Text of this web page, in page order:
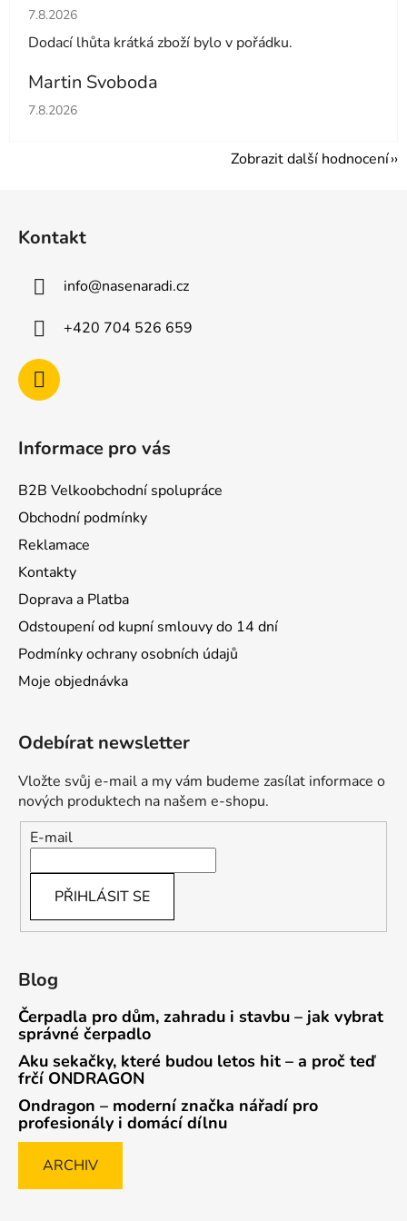
Hodnocení obchodu je 5 z 5 hvězdiček.
7.8.2026
Dodací lhůta krátká zboží bylo v pořádku.
Martin Svoboda
Hodnocení obchodu je 5 z 5 hvězdiček.
7.8.2026
Zobrazit další hodnocení
Kontakt
info@nasenaradi.cz
+420 704 526 659
Informace pro vás
B2B Velkoobchodní spolupráce
Obchodní podmínky
Reklamace
Kontakty
Doprava a Platba
Odstoupení od kupní smlouvy do 14 dní
Podmínky ochrany osobních údajů
Moje objednávka
Odebírat newsletter
Vložte svůj e-mail a my vám budeme zasílat informace o
nových produktech na našem e-shopu.
E-mail
PŘIHLÁSIT SE
Blog
Čerpadla pro dům, zahradu i stavbu – jak vybrat
správné čerpadlo
Aku sekačky, které budou letos hit – a proč teď
frčí ONDRAGON
Ondragon – moderní značka nářadí pro
profesionály i domácí dílnu
ARCHIV